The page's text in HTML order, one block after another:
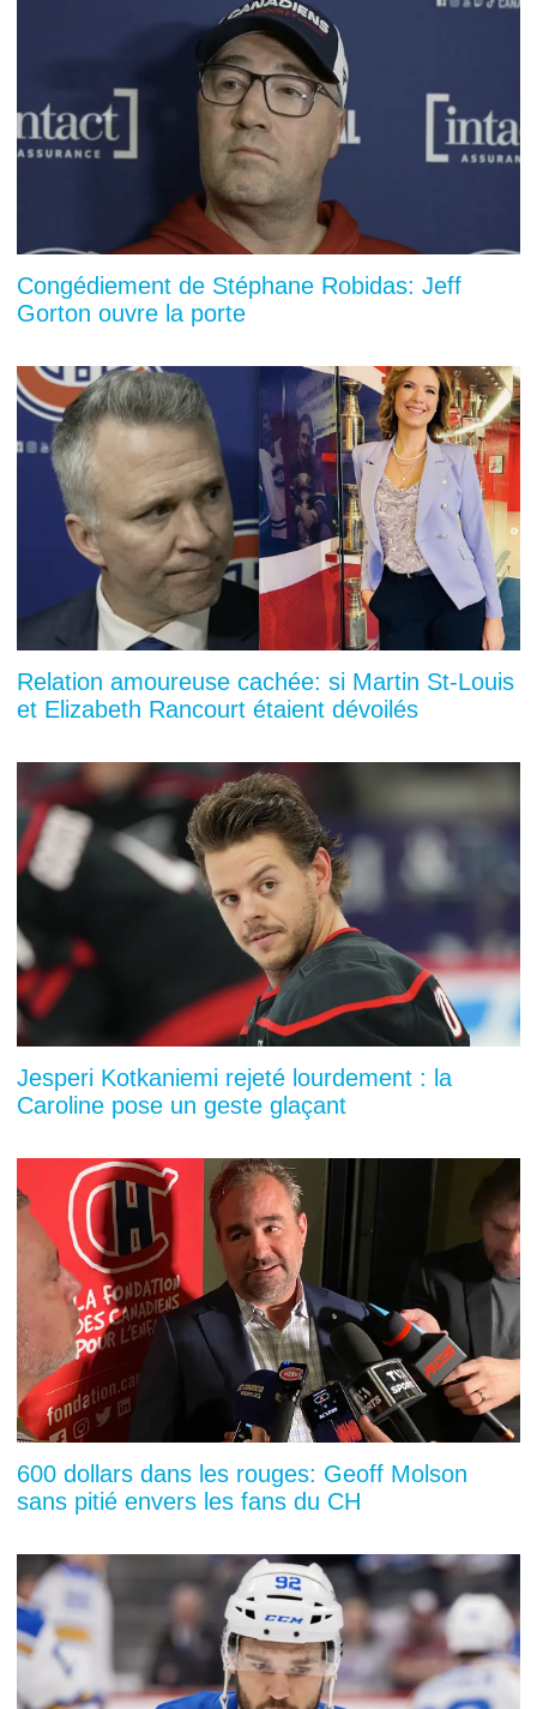
Congédiement de Stéphane Robidas: Jeff
Gorton ouvre la porte
Relation amoureuse cachée: si Martin St-Louis
et Elizabeth Rancourt étaient dévoilés
Jesperi Kotkaniemi rejeté lourdement : la
Caroline pose un geste glaçant
600 dollars dans les rouges: Geoff Molson
sans pitié envers les fans du CH